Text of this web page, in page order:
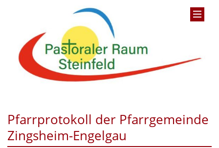
Pfarrprotokoll der Pfarrgemeinde
Zingsheim-Engelgau